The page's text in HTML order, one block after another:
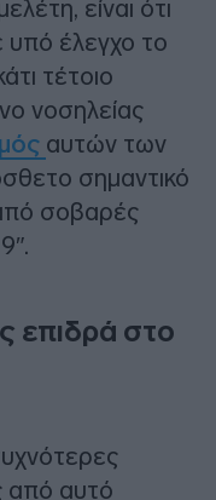
είναι ότι
υπό έλεγχο το
τέτοιο
νοσηλείας
αυτών των
σημαντικό
σοβαρές
επιδρά στο
από αυτό